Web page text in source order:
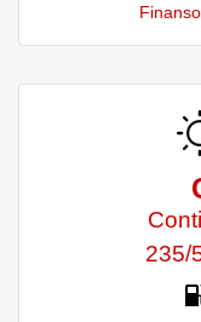
235/